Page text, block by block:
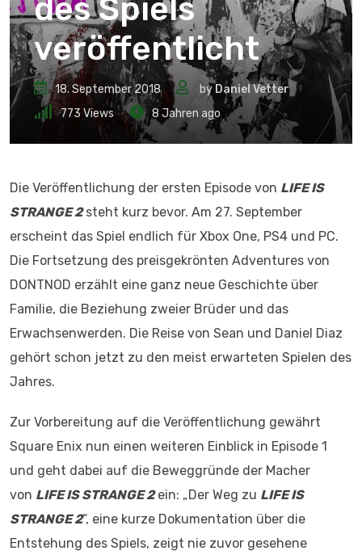
des Spiels
veröffentlicht
18. September 2018 by Daniel Vetter
773 Views 8 Jahren ago
Die Veröffentlichung der ersten Episode von LIFE IS
STRANGE 2steht kurz bevor. Am 27. September
erscheint das Spiel endlich für Xbox One, PS4 und PC.
Die Fortsetzung des preisgekrönten Adventures von
DONTNOD erzählt eine ganz neue Geschichte über
Familie, die Beziehung zweier Brüder und das
Erwachsenwerden. Die Reise von Sean und Daniel Diaz
gehört schon jetzt zu den meist erwarteten Spielen des
Jahres.
Zur Vorbereitung auf die Veröffentlichung gewährt
Square Enix nun einen weiteren Einblick in Episode 1
und geht dabei auf die Beweggründe der Macher
von LIFE IS STRANGE 2ein: „Der Weg zu LIFE IS
STRANGE 2“, eine kurze Dokumentation über die
Entstehung des Spiels, zeigt nie zuvor gesehene